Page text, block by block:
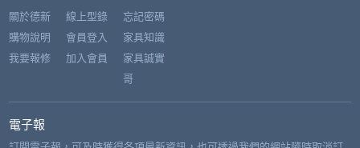
關於德新
購物說明
我要報修
線上型錄
會員登入
加入會員
忘記密碼
家具知識
家具誠實
哥
電子報